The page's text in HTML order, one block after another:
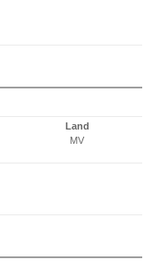
Land
MV